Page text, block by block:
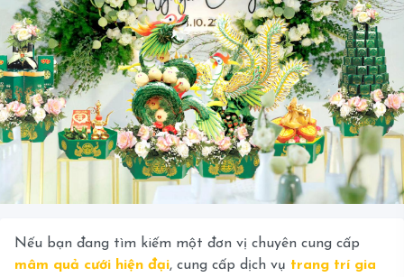
Nếu bạn đang tìm kiếm một đơn vị chuyên cung cấp
mâm quả cưới hiện đại, cung cấp dịch vụ trang trí gia